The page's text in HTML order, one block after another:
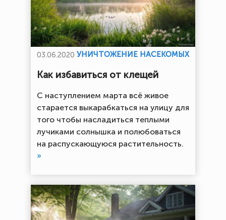
03.06.2020 УНИЧТОЖЕНИЕ НАСЕКОМЫХ
Как избавиться от клещей
С наступлением марта всё живое
старается выкарабкаться на улицу для
того чтобы насладиться теплыми
лучиками солнышка и полюбоваться
на распускающуюся растительность.
»